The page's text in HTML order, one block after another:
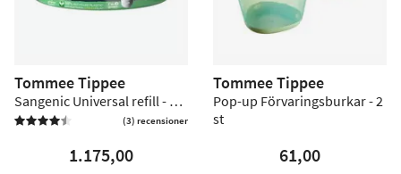
Tommee Tippee
Sangenic Universal refill - 18
st storpack
 (3) recensioner
1.175,00
Tommee Tippee
Pop-up Förvaringsburkar - 2
st
61,00